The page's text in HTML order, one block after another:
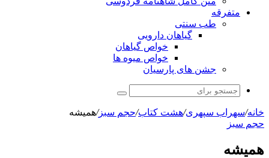
متفرقه
طب سنتی
گیاهان دارویی
خواص گیاهان
خواص میوه ها
جشن های پارسیان
جستجو
خانه/سهراب سپهری/هشت کتاب/حجم سبز/همیشه
حجم سبز
همیشه